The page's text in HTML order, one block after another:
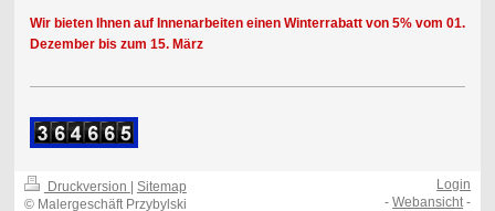
Wir bieten Ihnen auf Innenarbeiten einen Winterrabatt von 5% vom 01.
Dezember bis zum 15. März
Druckversion
Sitemap
© Malergeschäft Przybylski
Login
-Webansicht-